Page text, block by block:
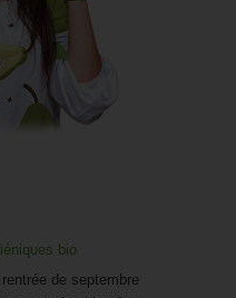
bio
de septembre